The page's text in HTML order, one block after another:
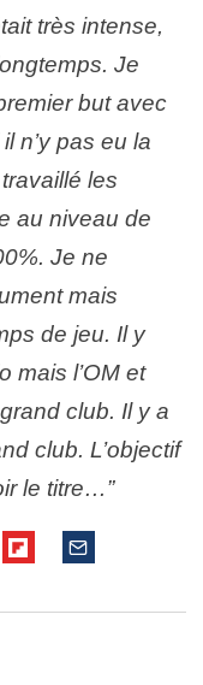
très intense,
Je
but avec
n’y pas eu la
les
au niveau de
Je ne
mais
de jeu. Il y
mais l’OM et
club. Il y a
club. L’objectif
le titre…”